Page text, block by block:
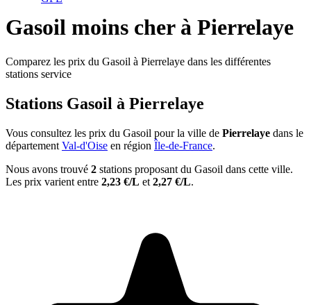
Gasoil moins cher à Pierrelaye
Comparez les prix du Gasoil à Pierrelaye dans les différentes
stations service
Stations Gasoil à Pierrelaye
Vous consultez les prix du Gasoil pour la ville de Pierrelaye dans le
département Val-d'Oise en région Île-de-France.
Nous avons trouvé 2 stations proposant du Gasoil dans cette ville.
Les prix varient entre 2,23 €/L et 2,27 €/L.